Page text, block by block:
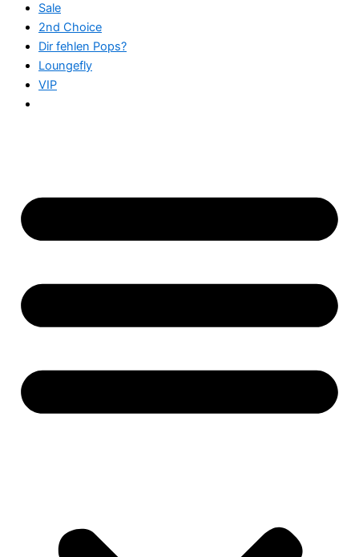
Sale
2nd Choice
Dir fehlen Pops?
Loungefly
VIP